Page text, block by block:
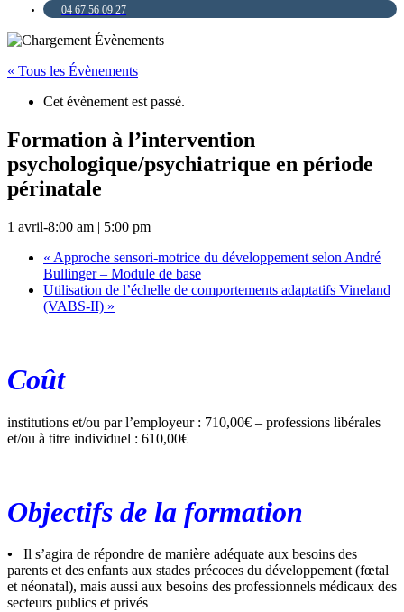
04 67 56 09 27
« Tous les Évènements
Cet évènement est passé.
Formation à l’intervention
psychologique/psychiatrique en période
périnatale
1 avril-8:00 am | 5:00 pm
« Approche sensori-motrice du développement selon André
Bullinger – Module de base
Utilisation de l’échelle de comportements adaptatifs Vineland
(VABS-II) »
Coût
institutions et/ou par l’employeur : 710,00€ – professions libérales
et/ou à titre individuel : 610,00€
Objectifs de la formation
• Il s’agira de répondre de manière adéquate aux besoins des
parents et des enfants aux stades précoces du développement (fœtal
et néonatal), mais aussi aux besoins des professionnels médicaux des
secteurs publics et privés